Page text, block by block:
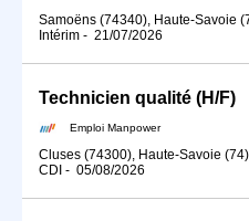
Samoëns (74340), Haute-Savoie
Intérim - 21/07/2026
Technicien qualité (H/F)
Emploi Manpower
Cluses (74300), Haute-Savoie
CDI - 05/08/2026